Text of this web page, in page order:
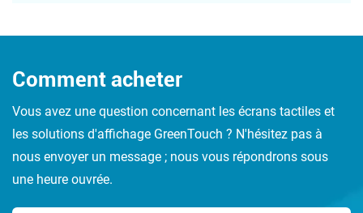
Comment acheter
Vous avez une question concernant les écrans tactiles et
les solutions d'affichage GreenTouch ? N'hésitez pas à
nous envoyer un message ; nous vous répondrons sous
une heure ouvrée.